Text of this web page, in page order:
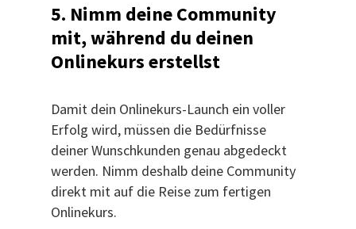
5. Nimm deine Community
mit, während du deinen
Onlinekurs erstellst
Damit dein Onlinekurs-Launch ein voller
Erfolg wird, müssen die Bedürfnisse
deiner Wunschkunden genau abgedeckt
werden. Nimm deshalb deine Community
direkt mit auf die Reise zum fertigen
Onlinekurs.